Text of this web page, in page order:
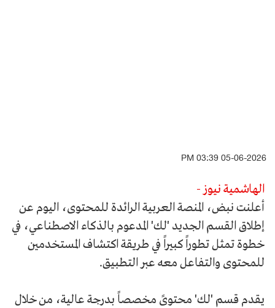
05-06-2026 03:39 PM
الهاشمية نيوز -
أعلنت نبض، المنصة العربية الرائدة للمحتوى، اليوم عن
إطلاق القسم الجديد 'لك' المدعوم بالذكاء الاصطناعي، في
خطوة تمثل تطوراً كبيراً في طريقة اكتشاف المستخدمين
للمحتوى والتفاعل معه عبر التطبيق.
يقدم قسم 'لك' محتوىً مخصصاً بدرجة عالية، من خلال